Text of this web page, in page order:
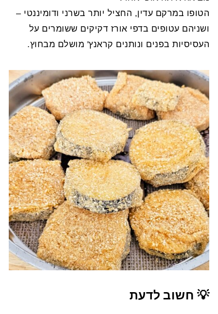
הטופו במרקם עדין, החציל יותר בשרני ודומיננטי –
ושניהם עטופים בדפי אורז דקיקים ששומרים על
העסיסיות בפנים ונותנים קראנץ' מושלם מבחוץ.
💡 חשוב לדעת